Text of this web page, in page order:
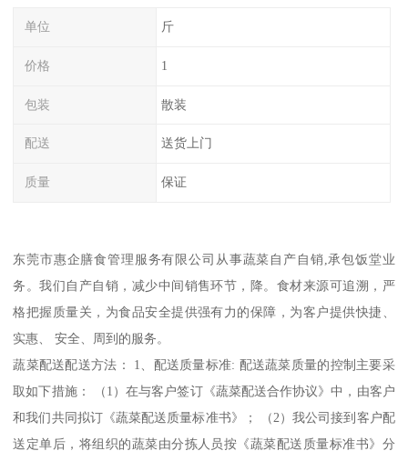
单位 斤
价格 1
包装 散装
配送 送货上门
质量 保证
东莞市惠企膳食管理服务有限公司从事蔬菜自产自销,承包饭堂业
务。我们自产自销，减少中间销售环节，降。食材来源可追溯，严
格把握质量关，为食品安全提供强有力的保障，为客户提供快捷、
实惠、 安全、周到的服务。
蔬菜配送配送方法： 1、配送质量标准: 配送蔬菜质量的控制主要采
取如下措施： （1）在与客户签订《蔬菜配送合作协议》中，由客户
和我们共同拟订《蔬菜配送质量标准书》； （2）我公司接到客户配
送定单后，将组织的蔬菜由分拣人员按《蔬菜配送质量标准书》分